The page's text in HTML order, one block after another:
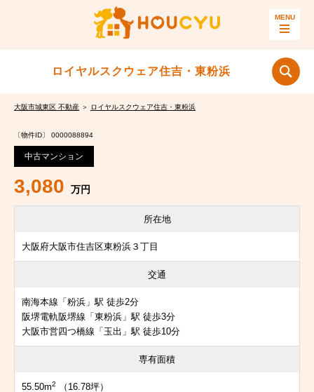
ロイヤルスクウェア住吉・東粉浜
大阪市城東区 不動産 ＞ ロイヤルスクウェア住吉・東粉浜
〔物件ID〕 0000088894
中古マンション
3,080 万円
所在地
大阪府大阪市住吉区東粉浜３丁目
交通
南海本線「粉浜」駅 徒歩2分
阪堺電軌阪堺線「東粉浜」駅 徒歩3分
大阪市営四つ橋線「玉出」駅 徒歩10分
専有面積
55.50m2 （16.78坪）